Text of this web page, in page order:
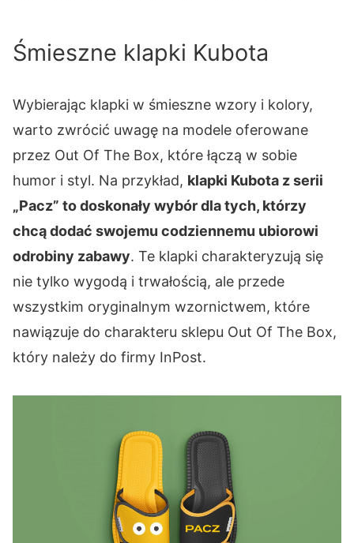
Śmieszne klapki Kubota
Wybierając klapki w śmieszne wzory i kolory,
warto zwrócić uwagę na modele oferowane
przez Out Of The Box, które łączą w sobie
humor i styl. Na przykład, klapki Kubota z serii
„Pacz” to doskonały wybór dla tych, którzy
chcą dodać swojemu codziennemu ubiorowi
odrobiny zabawy. Te klapki charakteryzują się
nie tylko wygodą i trwałością, ale przede
wszystkim oryginalnym wzornictwem, które
nawiązuje do charakteru sklepu Out Of The Box,
który należy do firmy InPost.